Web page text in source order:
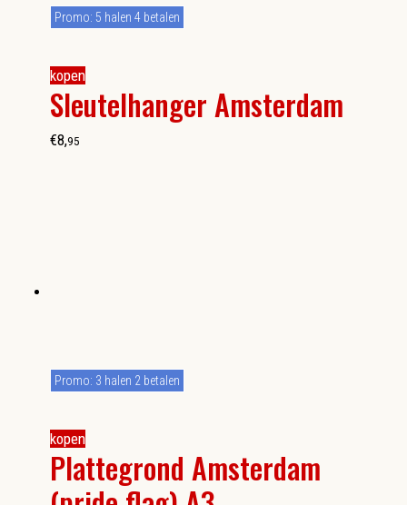
kopen
Sleutelhanger Amsterdam
Promo: 5 halen 4 betalen
€8,95
kopen
Plattegrond Amsterdam
Promo: 3 halen 2 betalen